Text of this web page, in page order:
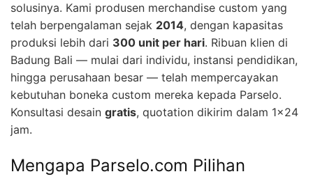
solusinya. Kami produsen merchandise custom yang
telah berpengalaman sejak 2014, dengan kapasitas
produksi lebih dari 300 unit per hari. Ribuan klien di
Badung Bali — mulai dari individu, instansi pendidikan,
hingga perusahaan besar — telah mempercayakan
kebutuhan boneka custom mereka kepada Parselo.
Konsultasi desain gratis, quotation dikirim dalam 1×24
jam.
Mengapa Parselo.com Pilihan